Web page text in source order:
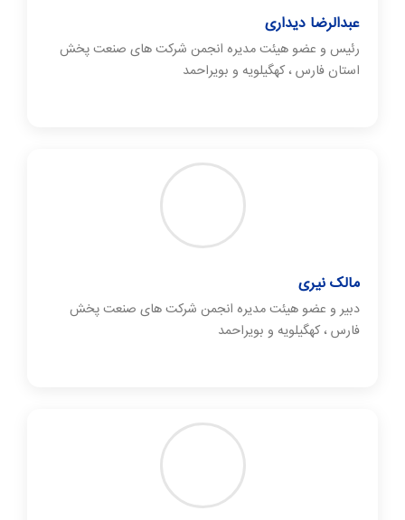
عبدالرضا دیداری
رئیس و عضو هیئت مدیره انجمن شرکت های صنعت پخش
استان فارس ، کهگیلویه و بویراحمد
مالک نیری
دبیر و عضو هیئت مدیره انجمن شرکت های صنعت پخش
فارس ، کهگیلویه و بویراحمد